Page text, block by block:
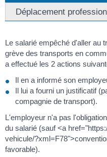
Déplacement
Le salarié empêché d'aller au
grève des transports en
a effectué les 2 actions
Il en a informé son
Il lui a fourni un justificatif
compagnie de transport).
L'employeur n'a pas
du salarié (sauf <a
vehicule/
favorable).